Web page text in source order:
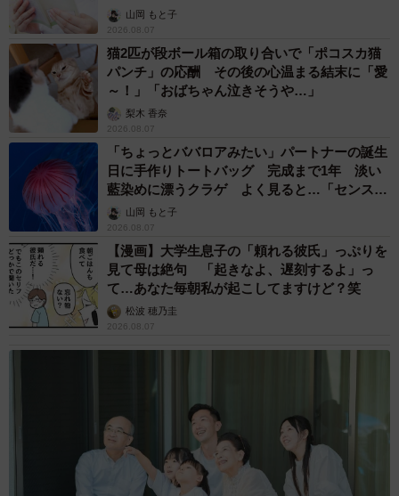
山岡 もと子
2026.08.07
猫2匹が段ボール箱の取り合いで「ポコスカ猫
パンチ」の応酬 その後の心温まる結末に「愛
～！」「おばちゃん泣きそうや…」
梨木 香奈
2026.08.07
「ちょっとババロアみたい」パートナーの誕生
日に手作りトートバッグ 完成まで1年 淡い
藍染めに漂うクラゲ よく見ると…「センスす
ごい」山岡 もと子
2026.08.07
【漫画】大学生息子の「頼れる彼氏」っぷりを
見て母は絶句 「起きなよ、遅刻するよ」っ
て…あなた毎朝私が起こしてますけど？笑
松波 穂乃圭
2026.08.07